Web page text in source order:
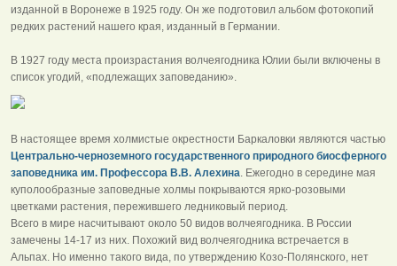
изданной в Воронеже в 1925 году. Он же подготовил альбом фотокопий
редких растений нашего края, изданный в Германии.
В 1927 году места произрастания волчеягодника Юлии были включены в
список угодий, «подлежащих заповеданию».
В настоящее время холмистые окрестности Баркаловки являются частью
Центрально-черноземного государственного природного биосферного
заповедника им. Профессора В.В. Алехина. Ежегодно в середине мая
куполообразные заповедные холмы покрываются ярко-розовыми
цветками растения, пережившего ледниковый период.
Всего в мире насчитывают около 50 видов волчеягодника. В России
замечены 14-17 из них. Похожий вид волчеягодника встречается в
Альпах. Но именно такого вида, по утверждению Козо-Полянского, нет